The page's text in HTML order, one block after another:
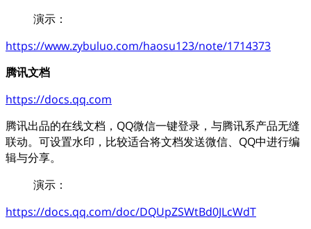
演示：
https://www.zybuluo.com/haosu123/note/1714373
腾讯文档
https://docs.qq.com
腾讯出品的在线文档，QQ微信一键登录，与腾讯系产品无缝
联动。可设置水印，比较适合将文档发送微信、QQ中进行编
辑与分享。
演示：
https://docs.qq.com/doc/DQUpZSWtBd0JLcWdT